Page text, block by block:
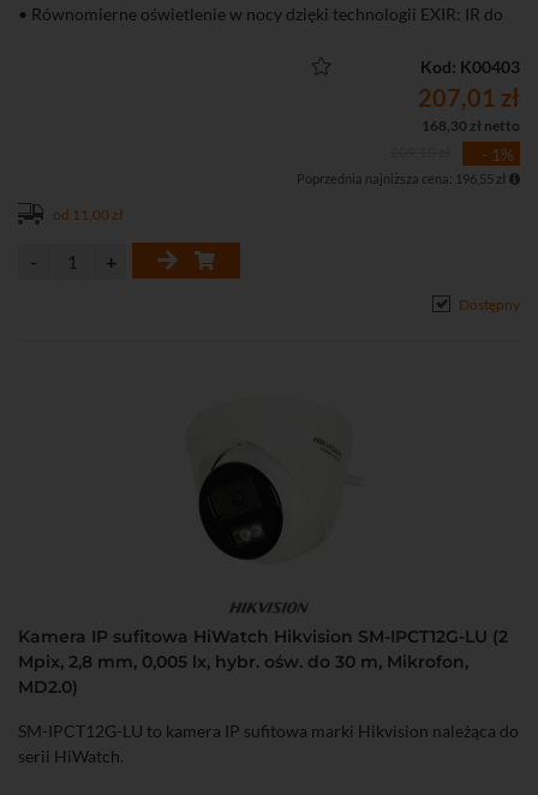
• Równomierne oświetlenie w nocy dzięki technologii EXIR: IR do
• Kompresja H.265+/H.265/H.264+/H.264
• Aplikacja na komputer iVMS-4200 i smartfona Hik-Connect
• Stopień ochrony: IP67
• Zasilanie DC 12 V lub PoE (802.3af)
Kod: K00403
207,01 zł
168,30 zł netto
- 1%
Poprzednia najniższa cena: 196,55 zł
od 11,00 zł
Dostępny
Kamera IP sufitowa HiWatch Hikvision SM-IPCT12G-LU (2
Mpix, 2,8 mm, 0,005 lx, hybr. ośw. do 30 m, Mikrofon,
MD2.0)
SM-IPCT12G-LU to kamera IP sufitowa marki Hikvision należąca do
serii HiWatch.